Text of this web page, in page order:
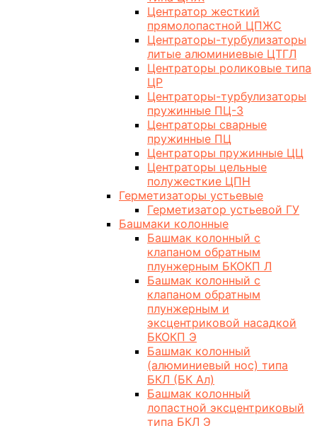
Центратор жесткий
прямолопастной ЦПЖС
Центраторы-турбулизаторы
литые алюминиевые ЦТГЛ
Центраторы роликовые типа
ЦР
Центраторы-турбулизаторы
пружинные ПЦ-3
Центраторы сварные
пружинные ПЦ
Центраторы пружинные ЦЦ
Центраторы цельные
полужесткие ЦПН
Герметизаторы устьевые
Герметизатор устьевой ГУ
Башмаки колонные
Башмак колонный с
клапаном обратным
плунжерным БКОКП Л
Башмак колонный с
клапаном обратным
плунжерным и
эксцентриковой насадкой
БКОКП Э
Башмак колонный
(алюминиевый нос) типа
БКЛ (БК Ал)
Башмак колонный
лопастной эксцентриковый
типа БКЛ Э